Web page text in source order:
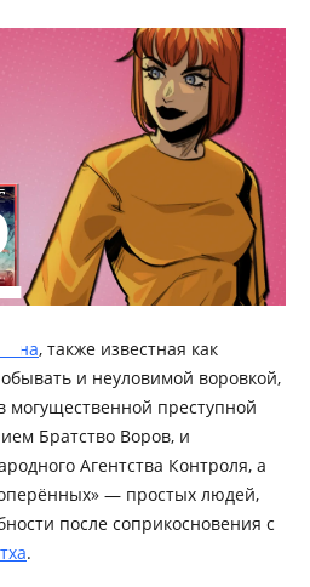
, также известная как
и неуловимой воровкой,
могущественной преступной
Братство Воров, и
Агентства Контроля, а
— простых людей,
после соприкосновения с
.